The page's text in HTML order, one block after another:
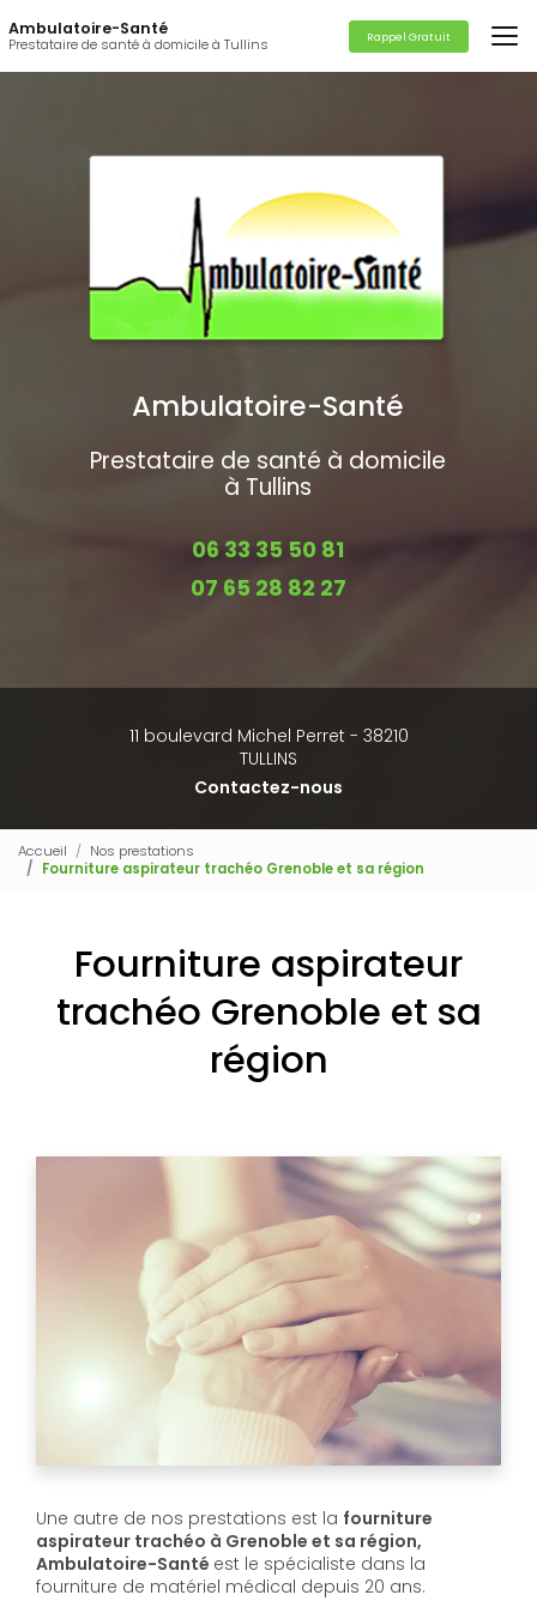
au
contenu
principal
Ambulatoire-Santé
Prestataire de santé à domicile à Tullins Rappel Gratuit
Ambulatoire-Santé
Prestataire de santé à domicile
à Tullins
06 33 35 50 81
07 65 28 82 27
11 boulevard Michel Perret - 38210
TULLINS
Contactez-nous
Accueil
Nos prestations
Fourniture aspirateur trachéo Grenoble et sa région
Fourniture aspirateur
trachéo Grenoble et sa
région
Une autre de nos prestations est la fourniture
aspirateur trachéo à Grenoble et sa région,
Ambulatoire-Santé est le spécialiste dans la
fourniture de matériel médical depuis 20 ans.